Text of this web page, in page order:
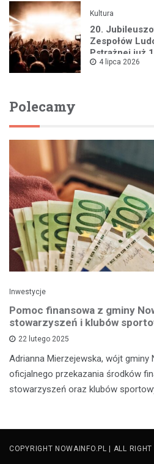
Kultura
20.
Zespołów
Pstrążnej już
4 lipca 2026
Polecamy
Inwestycje
Pomoc finansowa z gminy
stowarzyszeń i klubów
22 lutego 2025
Adrianna Mierzejewska, wójt gminy
oficjalnego przekazania środków
stowarzyszeń oraz klubów
COPYRIGHT NOWAINFO.PL | ALL RIGHT